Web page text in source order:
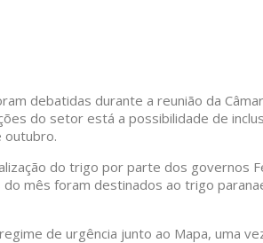
debatidas durante a reunião da
do setor está a possibilidade de
outubro.
do trigo por parte dos governos
mês foram destinados ao trigo
de urgência junto ao Mapa, uma